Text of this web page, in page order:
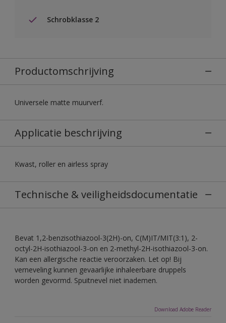
Schrobklasse 2
Productomschrijving
Universele matte muurverf.
Applicatie beschrijving
Kwast, roller en airless spray
Technische & veiligheidsdocumentatie
Bevat 1,2-benzisothiazool-3(2H)-on, C(M)IT/MIT(3:1), 2-
octyl-2H-isothiazool-3-on en 2-methyl-2H-isothiazool-3-on.
Kan een allergische reactie veroorzaken. Let op! Bij
verneveling kunnen gevaarlijke inhaleerbare druppels
worden gevormd. Spuitnevel niet inademen.
Download Adobe Reader